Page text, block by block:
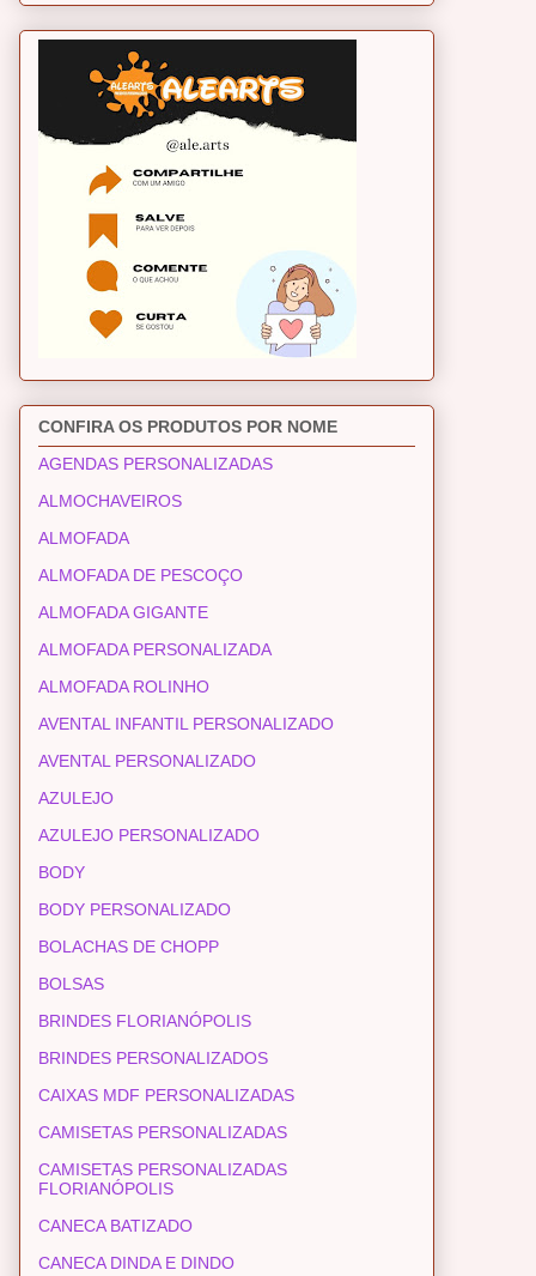
CONFIRA OS PRODUTOS POR NOME
AGENDAS PERSONALIZADAS
ALMOCHAVEIROS
ALMOFADA
ALMOFADA DE PESCOÇO
ALMOFADA GIGANTE
ALMOFADA PERSONALIZADA
ALMOFADA ROLINHO
AVENTAL INFANTIL PERSONALIZADO
AVENTAL PERSONALIZADO
AZULEJO
AZULEJO PERSONALIZADO
BODY
BODY PERSONALIZADO
BOLACHAS DE CHOPP
BOLSAS
BRINDES FLORIANÓPOLIS
BRINDES PERSONALIZADOS
CAIXAS MDF PERSONALIZADAS
CAMISETAS PERSONALIZADAS
CAMISETAS PERSONALIZADAS
FLORIANÓPOLIS
CANECA BATIZADO
CANECA DINDA E DINDO